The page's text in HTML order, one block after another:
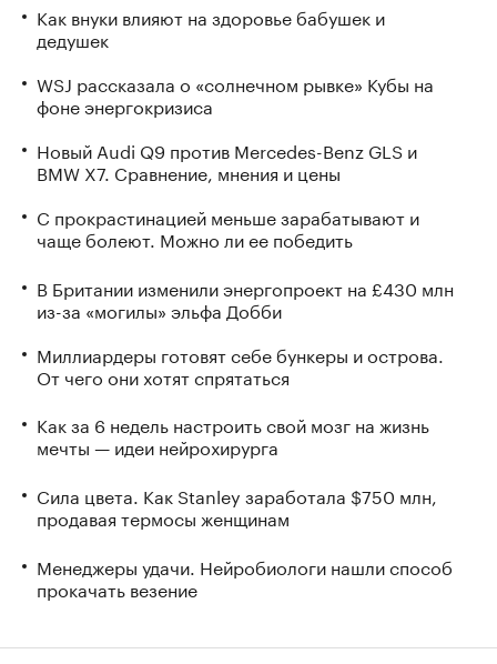
Как внуки влияют на здоровье бабушек и
дедушек
WSJ рассказала о «солнечном рывке» Кубы на
фоне энергокризиса
Новый Audi Q9 против Mercedes-Benz GLS и
BMW X7. Сравнение, мнения и цены
С прокрастинацией меньше зарабатывают и
чаще болеют. Можно ли ее победить
В Британии изменили энергопроект на £430 млн
из-за «могилы» эльфа Добби
Миллиардеры готовят себе бункеры и острова.
От чего они хотят спрятаться
Как за 6 недель настроить свой мозг на жизнь
мечты — идеи нейрохирурга
Сила цвета. Как Stanley заработала $750 млн,
продавая термосы женщинам
Менеджеры удачи. Нейробиологи нашли способ
прокачать везение